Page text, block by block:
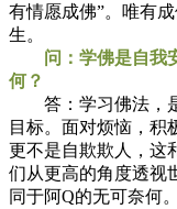
有情愿成佛”。唯有
生。
问：学佛是自我
何？
答：学习佛法，是
目标。面对烦恼，积
更不是自欺欺人，这
们从更高的角度透视
同于阿Q的无可奈何。